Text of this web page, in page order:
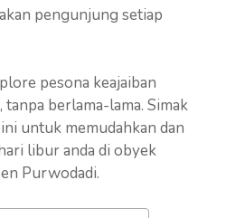
pengunjung setiap
pesona keajaiban
berlama-lama. Simak
untuk memudahkan dan
libur anda di obyek
Purwodadi.